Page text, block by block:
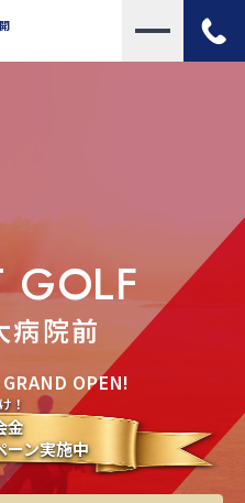
GOLF
病院前
OPEN!
！
金
ーン実施中